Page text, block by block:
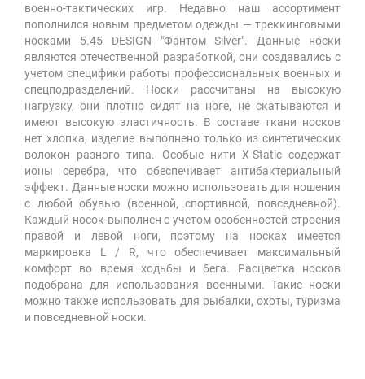
военно-тактических игр. Недавно наш ассортимент
пополнился новым предметом одежды — треккинговыми
носками 5.45 DESIGN "Фантом Silver". Данные носки
являются отечественной разработкой, они создавались с
учетом специфики работы профессиональных военных и
спецподразделений. Носки рассчитаны на высокую
нагрузку, они плотно сидят на ноге, не скатываются и
имеют высокую эластичность. В составе ткани носков
нет хлопка, изделие выполнено только из синтетических
волокон разного типа. Особые нити X-Static содержат
ионы серебра, что обеспечивает антибактериальный
эффект. Данные носки можно использовать для ношения
с любой обувью (военной, спортивной, повседневной).
Каждый носок выполнен с учетом особенностей строения
правой и левой ноги, поэтому на носках имеется
маркировка L / R, что обеспечивает максимальный
комфорт во время ходьбы и бега. Расцветка носков
подобрана для использования военными. Такие носки
можно также использовать для рыбалки, охоты, туризма
и повседневной носки.